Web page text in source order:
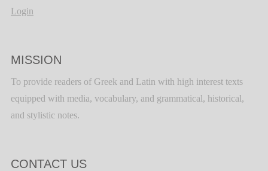
Login
MISSION
To provide readers of Greek and Latin with high interest texts
equipped with media, vocabulary, and grammatical, historical,
and stylistic notes.
CONTACT US